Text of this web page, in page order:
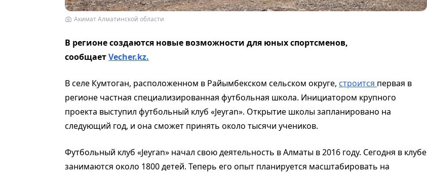
Акимат Алматинской области
В регионе создаются новые возможности для юных спортсменов,
сообщаетVecher.kz.
В селе Кумтоган, расположенном в Райымбекском сельском округе, строится первая в
регионе частная специализированная футбольная школа. Инициатором крупного
проекта выступил футбольный клуб «Jeyran». Открытие школы запланировано на
следующий год, и она сможет принять около тысячи учеников.
Футбольный клуб «Jeyran» начал свою деятельность в Алматы в 2016 году. Сегодня в клубе
занимаются около 1800 детей. Теперь его опыт планируется масштабировать на